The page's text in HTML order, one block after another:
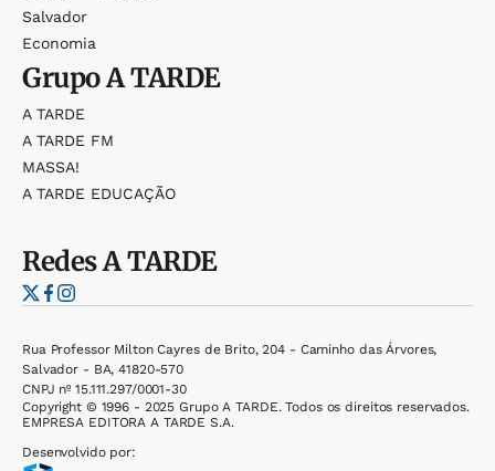
Salvador
Economia
GrupoA TARDE
A TARDE
A TARDE FM
MASSA!
A TARDE EDUCAÇÃO
RedesA TARDE
Rua Professor Milton Cayres de Brito, 204 - Caminho das Árvores,
Salvador - BA, 41820-570
CNPJ nº 15.111.297/0001-30
Copyright © 1996 - 2025 Grupo A TARDE. Todos os direitos reservados.
EMPRESA EDITORA A TARDE S.A.
Desenvolvido por: